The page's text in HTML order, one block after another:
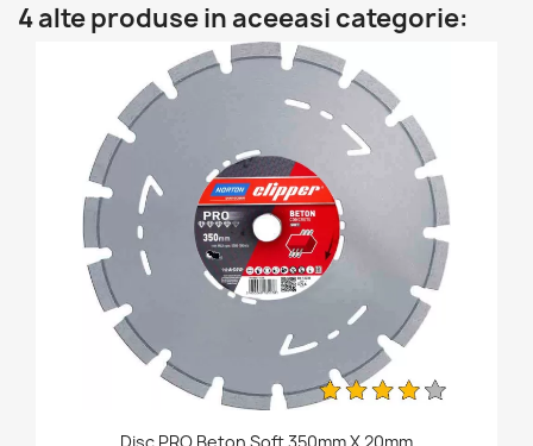
4 alte produse in aceeasi categorie:
Disc PRO Beton Soft 350mm X 20mm